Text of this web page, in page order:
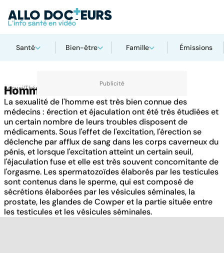
Santé Bien-être Famille Émissions
AccueilThématiques
Homme
La sexualité de l'homme est très bien connue des
médecins : érection et éjaculation ont été très étudiées et
un certain nombre de leurs troubles disposent de
médicaments. Sous l'effet de l'excitation, l'érection se
déclenche par afflux de sang dans les corps caverneux du
pénis, et lorsque l'excitation atteint un certain seuil,
l'éjaculation fuse et elle est très souvent concomitante de
l'orgasme. Les spermatozoïdes élaborés par les testicules
sont contenus dans le sperme, qui est composé de
sécrétions élaborées par les vésicules séminales, la
prostate, les glandes de Cowper et la partie située entre
les testicules et les vésicules séminales.